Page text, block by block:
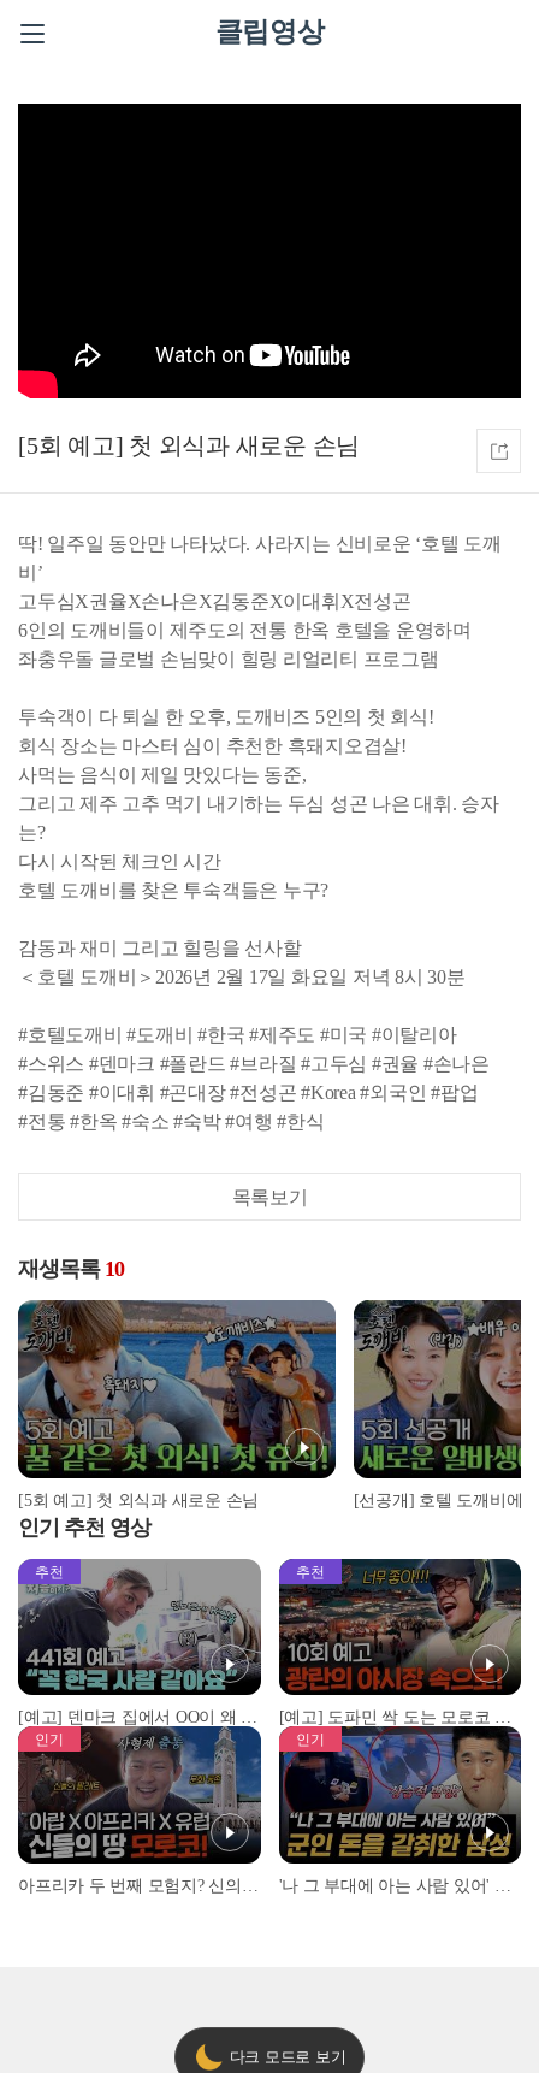
클립영상
[5회 예고] 첫 외식과 새로운 손님
딱! 일주일 동안만 나타났다. 사라지는 신비로운 ‘호텔 도깨
비’
고두심X권율X손나은X김동준X이대휘X전성곤
6인의 도깨비들이 제주도의 전통 한옥 호텔을 운영하며
좌충우돌 글로벌 손님맞이 힐링 리얼리티 프로그램
투숙객이 다 퇴실 한 오후, 도깨비즈 5인의 첫 회식!
회식 장소는 마스터 심이 추천한 흑돼지오겹살!
사먹는 음식이 제일 맛있다는 동준,
그리고 제주 고추 먹기 내기하는 두심 성곤 나은 대휘. 승자
는?
다시 시작된 체크인 시간
호텔 도깨비를 찾은 투숙객들은 누구?
감동과 재미 그리고 힐링을 선사할
＜호텔 도깨비＞2026년 2월 17일 화요일 저녁 8시 30분
#호텔도깨비 #도깨비 #한국 #제주도 #미국 #이탈리아
#스위스 #덴마크 #폴란드 #브라질 #고두심 #권율 #손나은
#김동준 #이대휘 #곤대장 #전성곤 #Korea #외국인 #팝업
#전통 #한옥 #숙소 #숙박 #여행 #한식
목록보기
재생목록 10
[5회 예고] 첫 외식과 새로운 손님 [선공개] 호텔 도깨비에
인기 추천 영상
추천
[예고] 덴마크 집에서 OO이 왜 나와...? 이상할 정도로 한국을 사랑하는 우리 형을 제보합니다!
추천
[예고] 도파민 싹 도는 모로코 야시장 투어!
인기 인기
다크 모드로 보기